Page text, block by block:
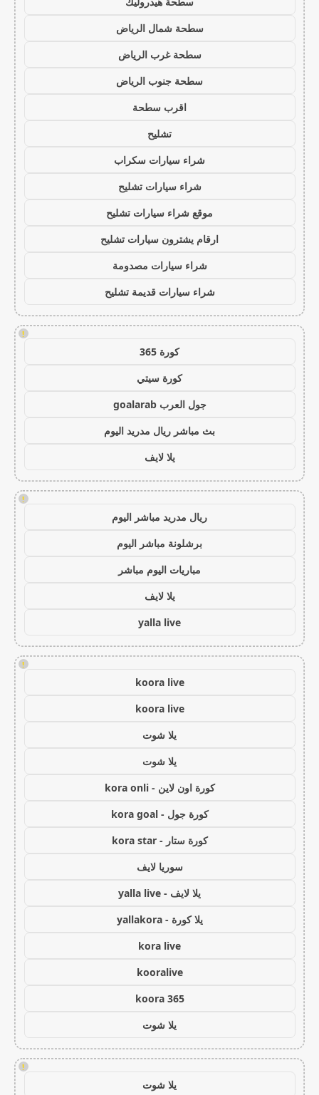
سطحة شمال الرياض
سطحة غرب الرياض
سطحة جنوب الرياض
اقرب سطحة
تشليح
شراء سيارات سكراب
شراء سيارات تشليح
موقع شراء سيارات تشليح
ارقام يشترون سيارات تشليح
شراء سيارات مصدومة
شراء سيارات قديمة تشليح
!
كورة 365
كورة سيتي
جول العرب goalarab
بث مباشر ريال مدريد اليوم
يلا لايف
!
ريال مدريد مباشر اليوم
برشلونة مباشر اليوم
مباريات اليوم مباشر
يلا لايف
yalla live
!
koora live
koora live
يلا شوت
يلا شوت
كورة اون لاين - kora onli
كورة جول - kora goal
كورة ستار - kora star
سوريا لايف
يلا لايف - yalla live
يلا كورة - yallakora
kora live
kooralive
koora 365
يلا شوت
!
يلا شوت